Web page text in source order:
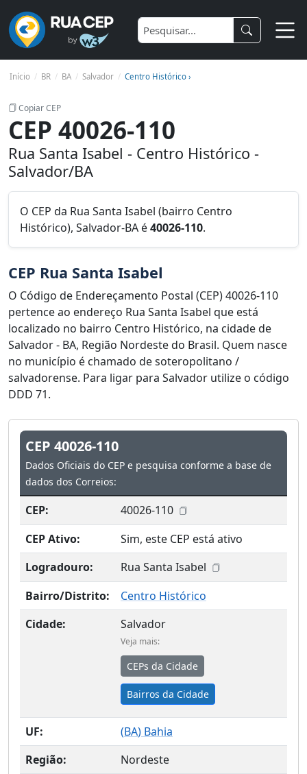
Início BR BA Salvador Centro Histórico ›
Copiar CEP
CEP 40026-110
Rua Santa Isabel - Centro Histórico -
Salvador/BA
O CEP da Rua Santa Isabel (bairro Centro
Histórico), Salvador-BA é40026-110.
CEP Rua Santa Isabel
O Código de Endereçamento Postal (CEP) 40026-110
pertence ao endereço Rua Santa Isabel que está
localizado no bairro Centro Histórico, na cidade de
Salvador - BA, Região Nordeste do Brasil. Quem nasce
no município é chamado de soteropolitano /
salvadorense. Para ligar para Salvador utilize o código
DDD 71.
CEP 40026-110
Dados Oficiais do CEP e pesquisa conforme a base de
dados dos Correios:
CEP:
40026-110
CEP Ativo:
Sim, este CEP está ativo
Logradouro:
Rua Santa Isabel
Bairro/Distrito:
Centro Histórico
Cidade:
Salvador
Veja mais:
CEPs da Cidade
Bairros da Cidade
UF: (BA) Bahia
Região:
Nordeste